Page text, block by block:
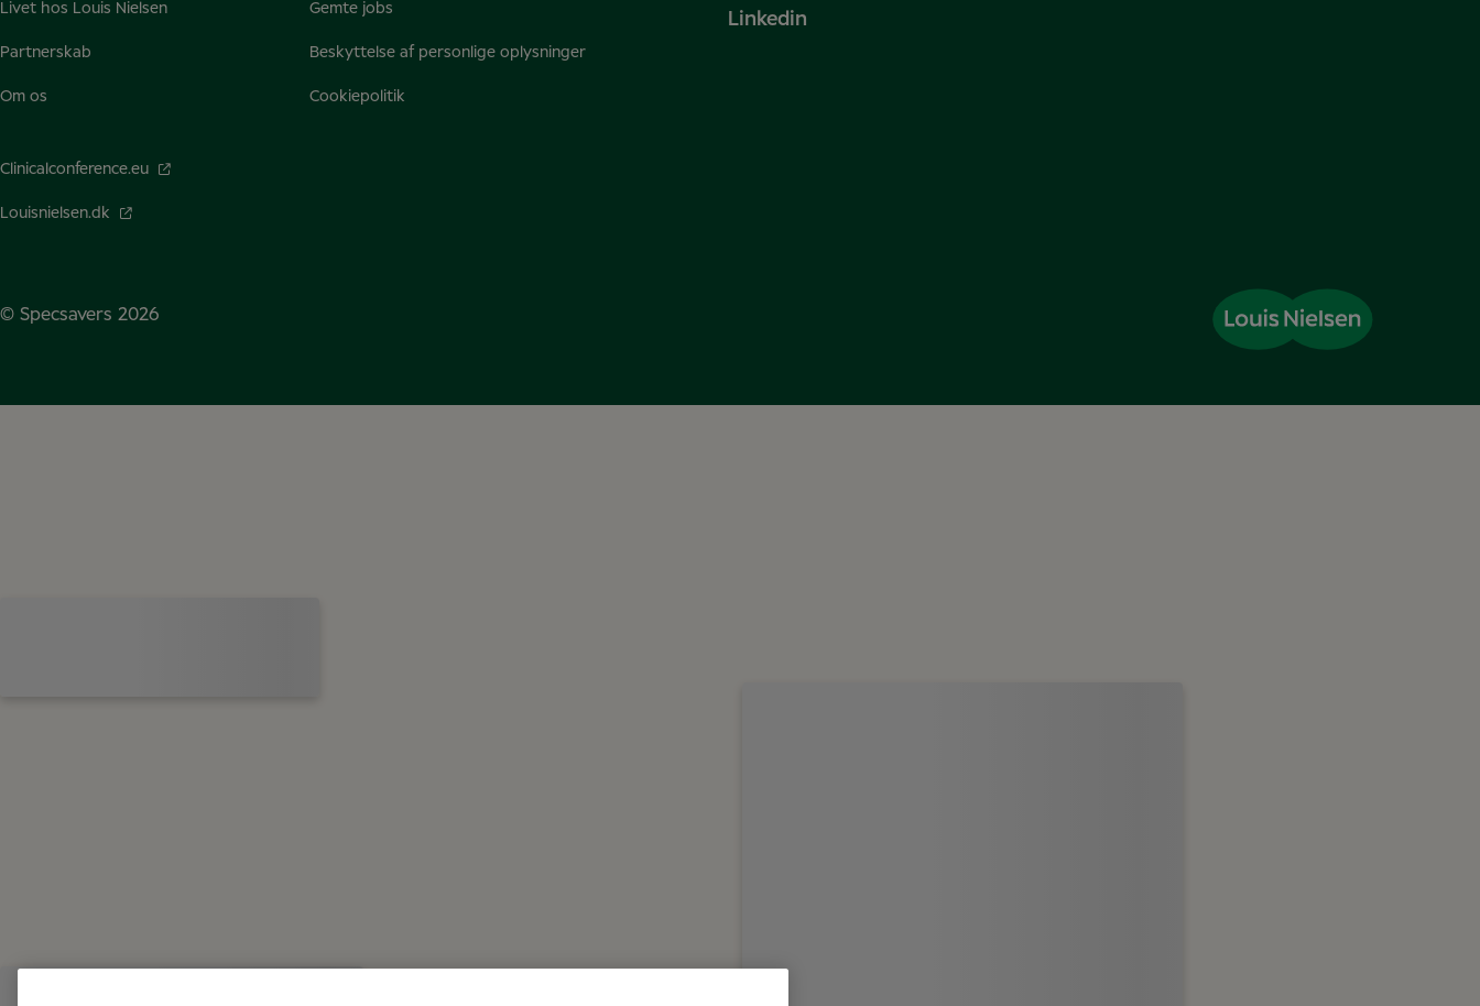
Livet hos Louis Nielsen
Partnerskab
Om os
Gemte jobs
Beskyttelse af personlige oplysninger
Cookiepolitik
Linkedin
Clinicalconference.eu
Louisnielsen.dk
© Specsavers 2026